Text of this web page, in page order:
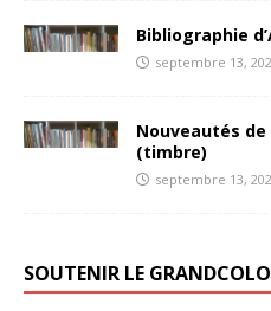
Bibliographie
septembre 13,
Nouveautés
(timbre)
septembre 13,
SOUTENIR LE